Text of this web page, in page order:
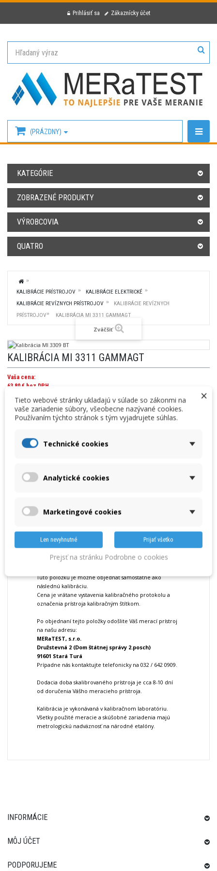
Prihlásiť sa Zákaznícky účet
(PRÁZDNY)
KATEGÓRIE
ZOBRAZENÉ PRODUKTY
VÝROBCOVIA
QUATRO
KALIBRÁCIE PRÍSTROJOV
KALIBRÁCIE ELEKTRICKÉ
KALIBRÁCIE REVÍZNYCH PRÍSTROJOV
KALIBRÁCIE REVÍZNYCH
PRÍSTROJOV
KALIBRÁCIA MI 3311 GAMMAGT
Zväčšiť
KALIBRÁCIA MI 3311 GAMMAGT
Vaša cena:
63,80 € bez DPH
Kalibrácia prístroja MI3311 GammaGT, určeného na revízie elektrických
« Predchádzajúci produktNasledujúci produkt »
DETAILY PRÍSLUŠENSTVO
Túto položku je možné objednať samostatne ako
následnú kalibráciu.
Cena je vrátane vystavenia kalibračného protokolu a
označenia prístroja kalibračným štítkom.
Po objednaní tejto položky odošlite Váš merací prístroj
na našu adresu:
MERaTEST, s.r.o.
Družstevná 2 (Dom štátnej správy 2.posch)
91601 Stará Turá
Prípadne nás kontaktujte telefonicky na 032 / 642 0909.
Dodacia doba skalibrovaného prístroja je cca 8-10 dní
od doručenia Vášho meracieho prístroja.
Kalibrácia je vykonávaná v kalibračnom laboratóriu.
Všetky použité meracie a skúšobné zariadenia majú
metrologickú nadväznosť na národné etalóny.
INFORMÁCIE
MÔJ ÚČET
PODPORUJEME
×
Tieto webové stránky ukladajú v súlade so zákonmi na
vaše zariadenie súbory, všeobecne nazývané cookies.
Používaním týchto stránok s tým vyjadrujete súhlas.
Technické cookies
Analytické cookies
Marketingové cookies
Len nevyhnutné Prijať všetko
Prejsť na stránku Podrobne o cookies